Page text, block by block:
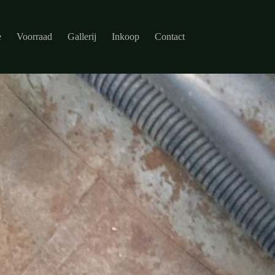
Voorraad Gallerij Inkoop Contact